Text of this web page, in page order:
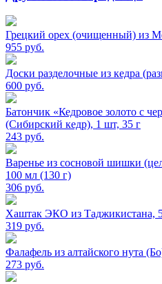
Грецкий орех (очищенный) из
955 руб.
Доски разделочные из кедра
600 руб.
Батончик «Кедровое золото с
(Сибирский кедр), 1 шт, 35 г
243 руб.
Варенье из сосновой шишки
100 мл (130 г)
306 руб.
Хаштак ЭКО из Таджикистана,
319 руб.
Фалафель из алтайского нута
273 руб.